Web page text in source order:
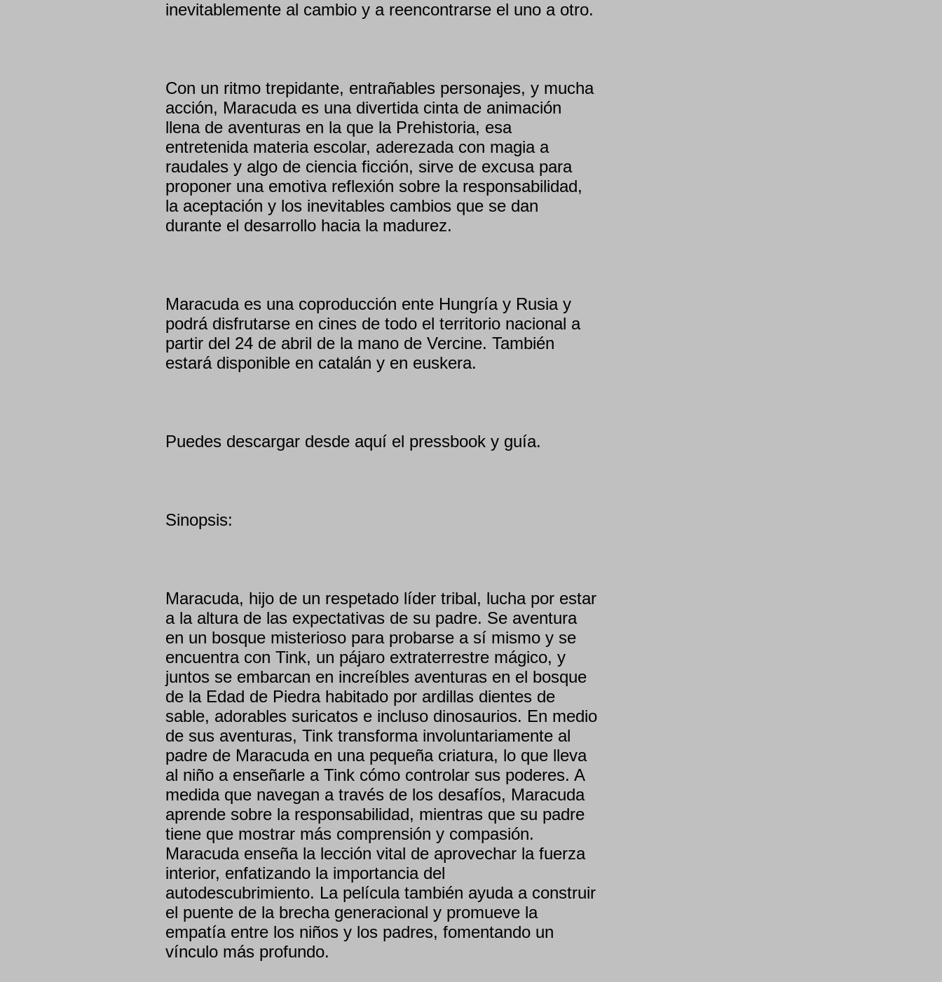
inevitablemente al cambio y a reencontrarse el uno a otro.
Con un ritmo trepidante, entrañables personajes, y mucha
acción, Maracuda es una divertida cinta de animación
llena de aventuras en la que la Prehistoria, esa
entretenida materia escolar, aderezada con magia a
raudales y algo de ciencia ficción, sirve de excusa para
proponer una emotiva reflexión sobre la responsabilidad,
la aceptación y los inevitables cambios que se dan
durante el desarrollo hacia la madurez.
Maracuda es una coproducción ente Hungría y Rusia y
podrá disfrutarse en cines de todo el territorio nacional a
partir del 24 de abril de la mano de Vercine. También
estará disponible en catalán y en euskera.
Puedes descargar desde aquí el pressbook y guía.
Sinopsis:
Maracuda, hijo de un respetado líder tribal, lucha por estar
a la altura de las expectativas de su padre. Se aventura
en un bosque misterioso para probarse a sí mismo y se
encuentra con Tink, un pájaro extraterrestre mágico, y
juntos se embarcan en increíbles aventuras en el bosque
de la Edad de Piedra habitado por ardillas dientes de
sable, adorables suricatos e incluso dinosaurios. En medio
de sus aventuras, Tink transforma involuntariamente al
padre de Maracuda en una pequeña criatura, lo que lleva
al niño a enseñarle a Tink cómo controlar sus poderes. A
medida que navegan a través de los desafíos, Maracuda
aprende sobre la responsabilidad, mientras que su padre
tiene que mostrar más comprensión y compasión.
Maracuda enseña la lección vital de aprovechar la fuerza
interior, enfatizando la importancia del
autodescubrimiento. La película también ayuda a construir
el puente de la brecha generacional y promueve la
empatía entre los niños y los padres, fomentando un
vínculo más profundo.